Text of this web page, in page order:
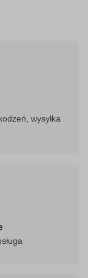
wysyłka